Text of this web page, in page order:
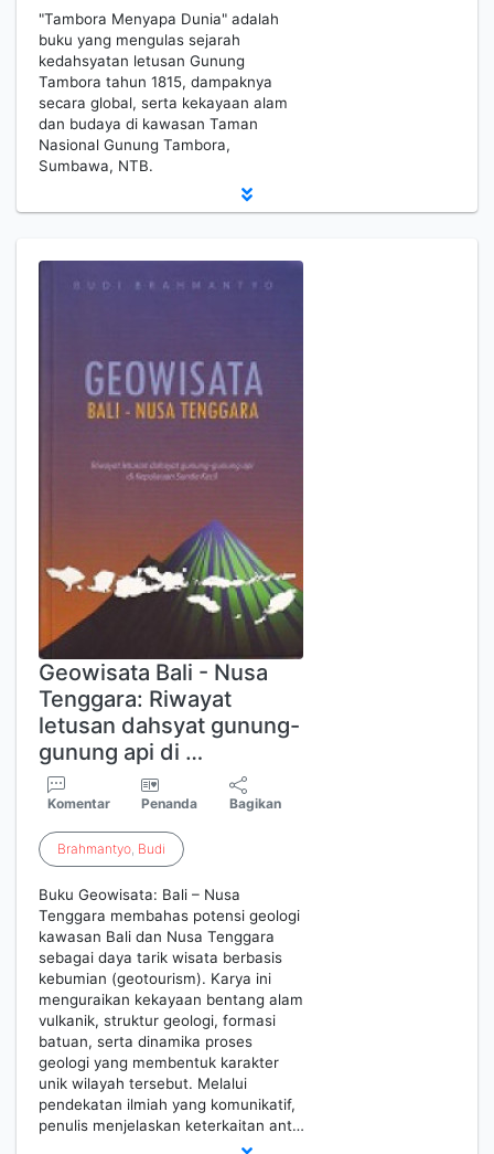
"Tambora Menyapa Dunia" adalah
buku yang mengulas sejarah
kedahsyatan letusan Gunung
Tambora tahun 1815, dampaknya
secara global, serta kekayaan alam
dan budaya di kawasan Taman
Nasional Gunung Tambora,
Sumbawa, NTB.
Geowisata Bali - Nusa
Tenggara: Riwayat
letusan dahsyat gunung-
gunung api di …
Komentar Penanda Bagikan
Brahmantyo, Budi
Buku Geowisata: Bali – Nusa
Tenggara membahas potensi geologi
kawasan Bali dan Nusa Tenggara
sebagai daya tarik wisata berbasis
kebumian (geotourism). Karya ini
menguraikan kekayaan bentang alam
vulkanik, struktur geologi, formasi
batuan, serta dinamika proses
geologi yang membentuk karakter
unik wilayah tersebut. Melalui
pendekatan ilmiah yang komunikatif,
penulis menjelaskan keterkaitan ant…